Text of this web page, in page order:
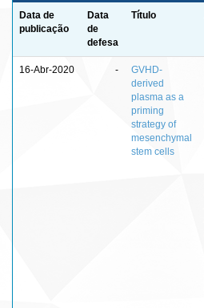
Data de
publicação
Data
de
defesa
Título
16-Abr-2020 -
GVHD-
derived
plasma as a
priming
strategy of
mesenchymal
stem cells